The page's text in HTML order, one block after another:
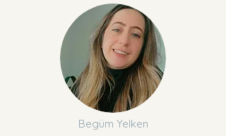
Begüm Yelken